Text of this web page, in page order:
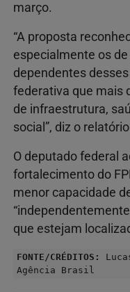
março.
“A proposta
especialmente os
dependentes
federativa que mais
de infraestrutura,
social”, diz o
O deputado federal
fortalecimento do
menor capacidade
que estejam
FONTE/CRÉDITOS:
Agência Brasil